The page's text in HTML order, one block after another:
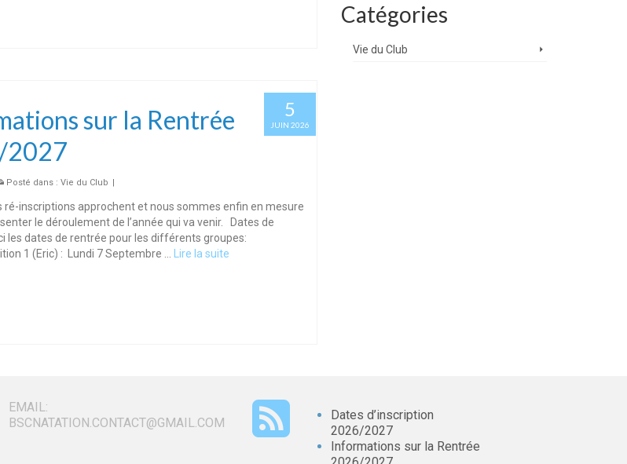
5
JUIN 2026
sur la Rentrée
2027
Posté dans : Vie du Club |
ré-inscriptions approchent et nous sommes enfin en mesure
le déroulement de l’année qui va venir. Dates de
les dates de rentrée pour les différents groupes:
1 (Eric) : Lundi 7 Septembre …
Lire la suite
Catégories
Vie du Club
EMAIL:
BSCNATATION.CONTACT@GMAIL.COM
Dates d’inscription
2026/2027
Informations sur la Rentrée